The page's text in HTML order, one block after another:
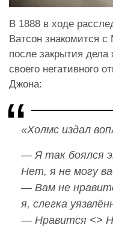
В 1888 в ходе
Ватсон знакомится
после закрытия
своего негативного
Джона:
«Холмс издал
— Я так боялся
Нет, я не могу
— Вам не
я, слегка
— Нравится <>